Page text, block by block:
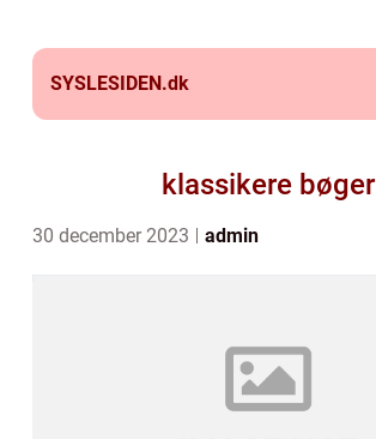
SYSLESIDEN.dk
klassikere bøger
30 december 2023 admin